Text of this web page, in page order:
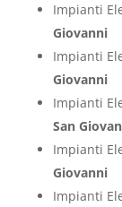
Impianti
Giovanni
Impianti
Giovanni
Impianti
San
Impianti
Giovanni
Impianti